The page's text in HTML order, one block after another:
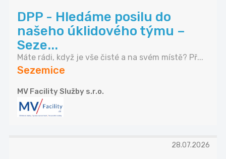
DPP - Hledáme posilu do
našeho úklidového týmu –
Seze...
Máte rádi, když je vše čisté a na svém místě? Př...
Sezemice
MV Facility Služby s.r.o.
28.07.2026